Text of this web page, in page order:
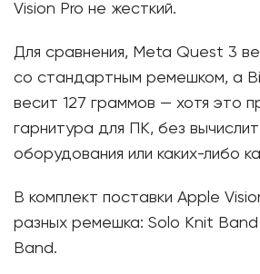
Vision Pro не жесткий.
Для сравнения, Meta Quest 3
со стандартным ремешком, а
весит 127 граммов — хотя это
гарнитура для ПК, без
оборудования или каких-либо
В комплект поставки Apple
разных ремешка: Solo Knit
Band.